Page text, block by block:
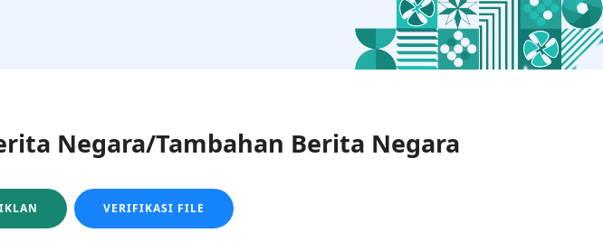
Negara/Tambahan Berita Negara
VERIFIKASI FILE